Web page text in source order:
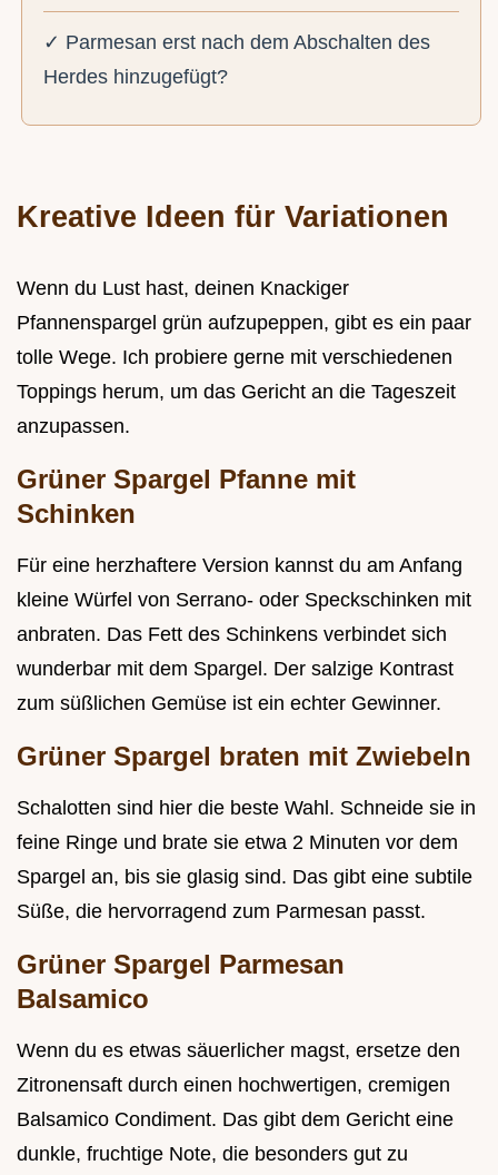
✓ Parmesan erst nach dem Abschalten des
Herdes hinzugefügt?
Kreative Ideen für Variationen
Wenn du Lust hast, deinen Knackiger
Pfannenspargel grün aufzupeppen, gibt es ein paar
tolle Wege. Ich probiere gerne mit verschiedenen
Toppings herum, um das Gericht an die Tageszeit
anzupassen.
Grüner Spargel Pfanne mit
Schinken
Für eine herzhaftere Version kannst du am Anfang
kleine Würfel von Serrano- oder Speckschinken mit
anbraten. Das Fett des Schinkens verbindet sich
wunderbar mit dem Spargel. Der salzige Kontrast
zum süßlichen Gemüse ist ein echter Gewinner.
Grüner Spargel braten mit Zwiebeln
Schalotten sind hier die beste Wahl. Schneide sie in
feine Ringe und brate sie etwa 2 Minuten vor dem
Spargel an, bis sie glasig sind. Das gibt eine subtile
Süße, die hervorragend zum Parmesan passt.
Grüner Spargel Parmesan
Balsamico
Wenn du es etwas säuerlicher magst, ersetze den
Zitronensaft durch einen hochwertigen, cremigen
Balsamico Condiment. Das gibt dem Gericht eine
dunkle, fruchtige Note, die besonders gut zu